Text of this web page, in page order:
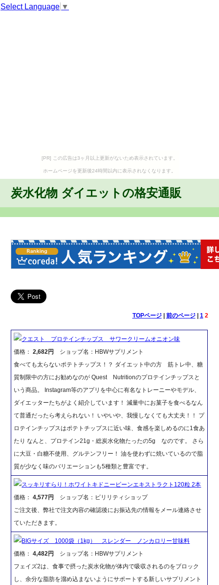
Select Language ▼
[PR] この広告は3ヶ月以上更新がないため表示されています。
ホームページを更新後24時間以内に表示されなくなります。
炭水化物 ダイエットの格安通販
TOPページ| 前のページ| 1 2
クエスト プロテインチップス サワークリームオニオン味
価格：2,682円
ショップ名：HBWサプリメント
食べても太らないポテトチップス！？ ダイエット中の方 筋トレ中、糖
質制限中の方にお勧めなのが Quest Nutritionのプロテインチップスと
いう商品。 Instagram等のアプリを中心に有名なトレーニーやモデル、
ダイエッターたちがよく紹介しています！ 減量中にお菓子を食べるなん
て普通だったら考えられない！ いやいや、我慢しなくても大丈夫！！ プ
ロテインチップスはポテトチップスに近い味、食感を楽しめるのに1食あ
たり なんと、プロテイン21g・総炭水化物たったの5g なのです。 さら
に大豆・白糖不使用、グルテンフリー！ 油を使わずに焼いているので脂
質が少なく味のバリエーションも5種類と豊富です。
スッキリすらり！ホワイトキドニービーンエキストラクト120粒 2本
価格：4,577円
ショップ名：ビリリティショップ
ご注文後、弊社で注文内容の確認後にお振込先の情報をメール連絡させ
ていただきます。
BIGサイズ 1000袋（1kg） スレンダー ノンカロリー甘味料
価格：4,482円
ショップ名：HBWサプリメント
フェイズ2は、食事で摂った炭水化物が体内で吸収されるのをブロック
し、余分な脂肪を溜め込まないようにサポートする新しいサプリメント